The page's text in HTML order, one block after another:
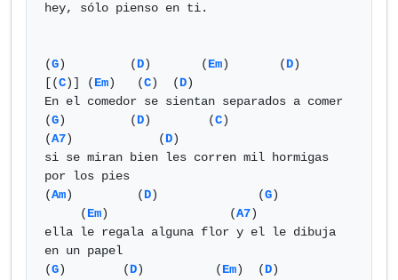
hey, sólo pienso en ti.
(G)         (D)       (Em)       (D)
[(C)] (Em)   (C)  (D)
En el comedor se sientan separados a comer
(G )	    (D)        (C)
(A7)            (D)
si se miran bien les corren mil hormigas
por los pies
(Am)         (D )	      (G)
     (
Em )	          (A7)
ella le regala alguna flor y el le dibuja
en un papel
(G)        (D ) 	        (Em)  (D)